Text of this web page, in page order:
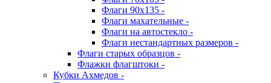
Флаги 90х135 -
Флаги махательные -
Флаги на автостекло -
Флаги нестандартных размеров -
Флаги старых образцов -
Флажки флагштоки -
Кубки Ахмедов -